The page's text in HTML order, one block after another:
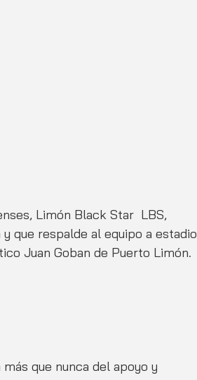
Limón Black Star  LBS,
que respalde al equipo a estadio
Juan Goban de Puerto Limón.
que nunca del apoyo y